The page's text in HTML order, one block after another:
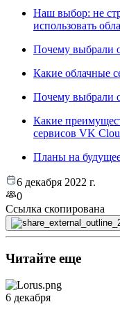
Наш выбор: не
использовать
Почему выбрали
Какие облачные
Почему выбрали
Какие
сервисов VK
Планы на
6 декабря 2022 г.
0
Ссылка скопирована
Читайте еще
6 декабря